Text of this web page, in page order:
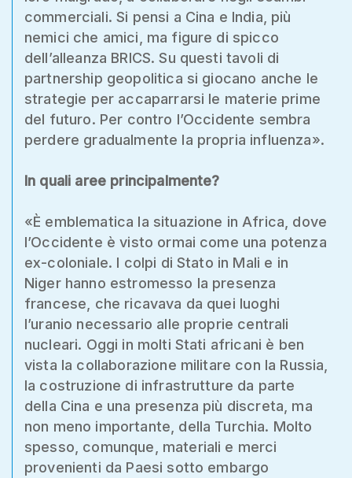
commerciali. Si pensi a Cina e India, più
nemici che amici, ma figure di spicco
dell’alleanza BRICS. Su questi tavoli di
partnership geopolitica si giocano anche le
strategie per accaparrarsi le materie prime
del futuro. Per contro l’Occidente sembra
perdere gradualmente la propria influenza».
In quali aree principalmente?
«È emblematica la situazione in Africa, dove
l’Occidente è visto ormai come una potenza
ex-coloniale. I colpi di Stato in Mali e in
Niger hanno estromesso la presenza
francese, che ricavava da quei luoghi
l’uranio necessario alle proprie centrali
nucleari. Oggi in molti Stati africani è ben
vista la collaborazione militare con la Russia,
la costruzione di infrastrutture da parte
della Cina e una presenza più discreta, ma
non meno importante, della Turchia. Molto
spesso, comunque, materiali e merci
provenienti da Paesi sotto embargo